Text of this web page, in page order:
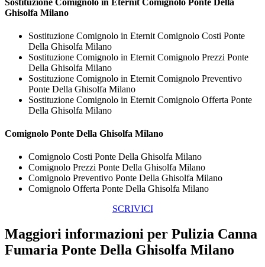
Ghisolfa Milano
Sostituzione Comignolo in Eternit Comignolo Costi Ponte
Della Ghisolfa Milano
Sostituzione Comignolo in Eternit Comignolo Prezzi Ponte
Della Ghisolfa Milano
Sostituzione Comignolo in Eternit Comignolo Preventivo
Ponte Della Ghisolfa Milano
Sostituzione Comignolo in Eternit Comignolo Offerta Ponte
Della Ghisolfa Milano
Comignolo Ponte Della Ghisolfa Milano
Comignolo Costi Ponte Della Ghisolfa Milano
Comignolo Prezzi Ponte Della Ghisolfa Milano
Comignolo Preventivo Ponte Della Ghisolfa Milano
Comignolo Offerta Ponte Della Ghisolfa Milano
SCRIVICI
Maggiori informazioni per Pulizia Canna
Fumaria Ponte Della Ghisolfa Milano